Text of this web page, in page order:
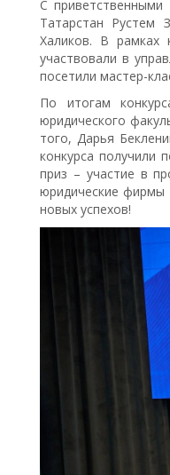
С приветственными
Татарстан Рустем
Халиков. В рамках
участвовали в
посетили мастер-
По итогам
юридического
того, Дарья
конкурса получили
приз – участие в
юридические фирмы
новых успехов!